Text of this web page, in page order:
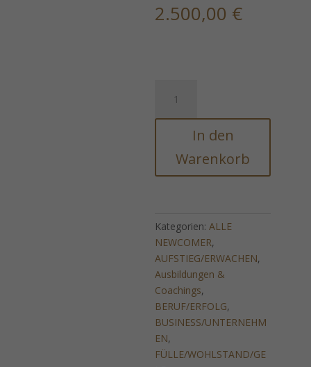
2.500,00 €
SONS
OF
RADIANT
DEFENSE
stufiges
Aufstiegs-
und
Verteidigungssystem
für
Lichtwirkende
-
Kinder
des
In den
Warenkorb
Kategorien:ALLE
NEWCOMER,
AUFSTIEG/ERWACHEN,
Ausbildungen &
Coachings,
BERUF/ERFOLG,
BUSINESS/UNTERNEHM
EN,
FÜLLE/WOHLSTAND/GE